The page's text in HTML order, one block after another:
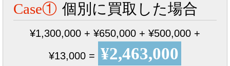
Case① 個別に買取した場合
¥1,300,000 + ¥650,000 + ¥500,000 +
¥13,000 = ¥2,463,000